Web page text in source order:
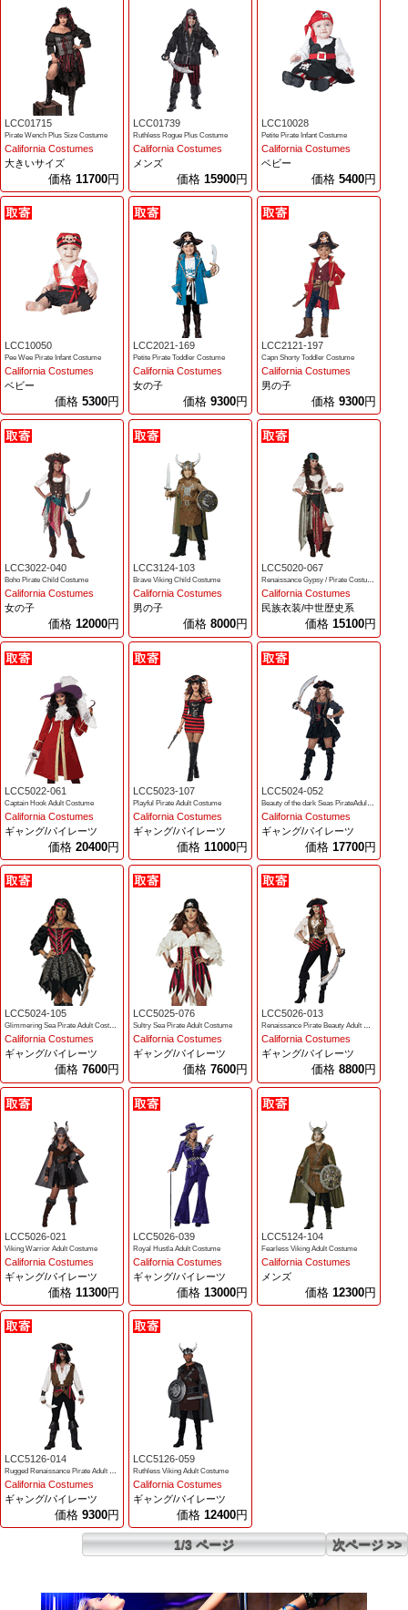
LCC01715
Pirate Wench Plus Size Costume
California Costumes
大きいサイズ
価格 11700円
LCC01739
Ruthless Rogue Plus Costume
California Costumes
メンズ
価格 15900円
LCC10028
Petite Pirate Infant Costume
California Costumes
ベビー
価格 5400円
LCC10050
Pee Wee Pirate Infant Costume
California Costumes
ベビー
価格 5300円
LCC2021-169
Petite Pirate Toddler Costume
California Costumes
女の子
価格 9300円
LCC2121-197
Capn Shorty Toddler Costume
California Costumes
男の子
価格 9300円
LCC3022-040
Boho Pirate Child Costume
California Costumes
女の子
価格 12000円
LCC3124-103
Brave Viking Child Costume
California Costumes
男の子
価格 8000円
LCC5020-067
Renaissance Gypsy / Pirate Costume
California Costumes
民族衣装/中世歴史系
価格 15100円
LCC5022-061
Captain Hook Adult Costume
California Costumes
ギャング/パイレーツ
価格 20400円
LCC5023-107
Playful Pirate Adult Costume
California Costumes
ギャング/パイレーツ
価格 11000円
LCC5024-052
California Costumes
ギャング/パイレーツ
価格 17700円
LCC5024-105
Glimmering Sea Pirate Adult Costume
California Costumes
ギャング/パイレーツ
価格 7600円
LCC5025-076
Sultry Sea Pirate Adult Costume
California Costumes
ギャング/パイレーツ
価格 7600円
LCC5026-013
Renaissance Pirate Beauty Adult Costume
California Costumes
ギャング/パイレーツ
価格 8800円
LCC5026-021
Viking Warrior Adult Costume
California Costumes
ギャング/パイレーツ
価格 11300円
LCC5026-039
Royal Hustla Adult Costume
California Costumes
ギャング/パイレーツ
価格 13000円
LCC5124-104
Fearless Viking Adult Costume
California Costumes
メンズ
価格 12300円
LCC5126-014
Rugged Renaissance Pirate Adult Costume
California Costumes
ギャング/パイレーツ
価格 9300円
LCC5126-059
Ruthless Viking Adult Costume
California Costumes
ギャング/パイレーツ
価格 12400円
1/3 ページ 次ページ >>